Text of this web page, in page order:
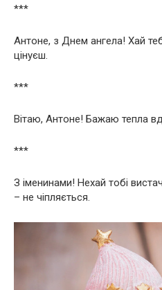
***
Антоне, з Днем ангела! Хай
цінуєш.
***
Вітаю, Антоне! Бажаю тепла
***
З іменинами! Нехай тобі
– не чіпляється.